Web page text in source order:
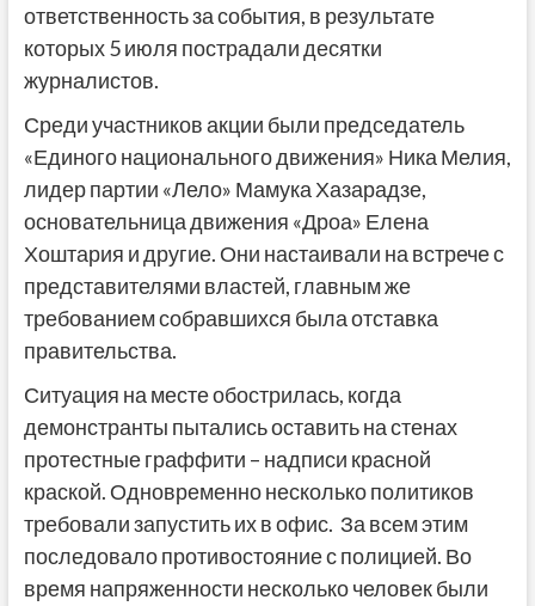
ответственность за события, в результате
которых 5 июля пострадали десятки
журналистов.
Среди участников акции были председатель
«Единого национального движения» Ника Мелия,
лидер партии «Лело» Мамука Хазарадзе,
основательница движения «Дроа» Елена
Хоштария и другие. Они настаивали на встрече с
представителями властей, главным же
требованием собравшихся была отставка
правительства.
Ситуация на месте обострилась, когда
демонстранты пытались оставить на стенах
протестные граффити – надписи красной
краской. Одновременно несколько политиков
требовали запустить их в офис. За всем этим
последовало противостояние с полицией. Во
время напряженности несколько человек были